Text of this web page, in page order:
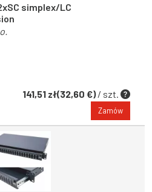
simplex/LC
141,51 zł(32,60 €)/ szt.
Zamów